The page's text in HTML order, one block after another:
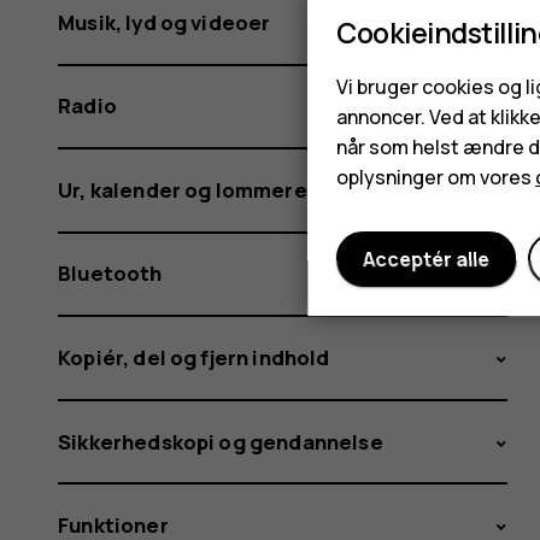
Musik, lyd og videoer
Radio
Ur, kalender og lommeregner
Bluetooth
Kopiér, del og fjern indhold
Sikkerhedskopi og gendannelse
Funktioner
Vi bruger cookies og
annoncer. Ved at
når som helst ændre
oplysninger om vores
Acceptér alle